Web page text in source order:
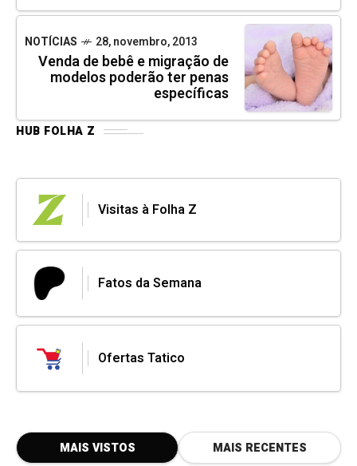
NOTÍCIAS 28, novembro, 2013
Venda de bebê e migração de
modelos poderão ter penas
específicas
HUB FOLHA Z
Visitas à Folha Z
Fatos da Semana
Ofertas Tatico
MAIS VISTOS MAIS RECENTES